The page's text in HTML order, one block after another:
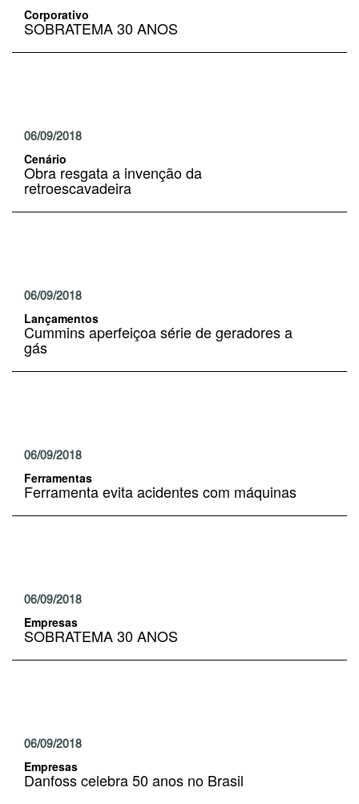
Corporativo
SOBRATEMA 30 ANOS
06/09/2018
Cenário
Obra resgata a invenção da
retroescavadeira
06/09/2018
Lançamentos
Cummins aperfeiçoa série de geradores a
gás
06/09/2018
Ferramentas
Ferramenta evita acidentes com máquinas
06/09/2018
Empresas
SOBRATEMA 30 ANOS
06/09/2018
Empresas
Danfoss celebra 50 anos no Brasil